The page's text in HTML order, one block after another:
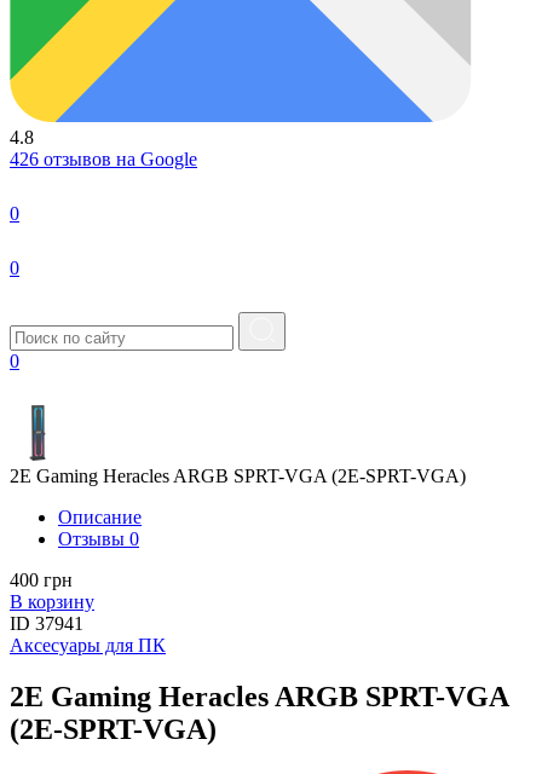
4.8
426 отзывов на Google
0
0
0
2E Gaming Heracles ARGB SPRT-VGA (2E-SPRT-VGA)
Описание
Отзывы 0
400 грн
В корзину
ID 37941
Аксесуары для ПК
2E Gaming Heracles ARGB SPRT-VGA
(2E-SPRT-VGA)